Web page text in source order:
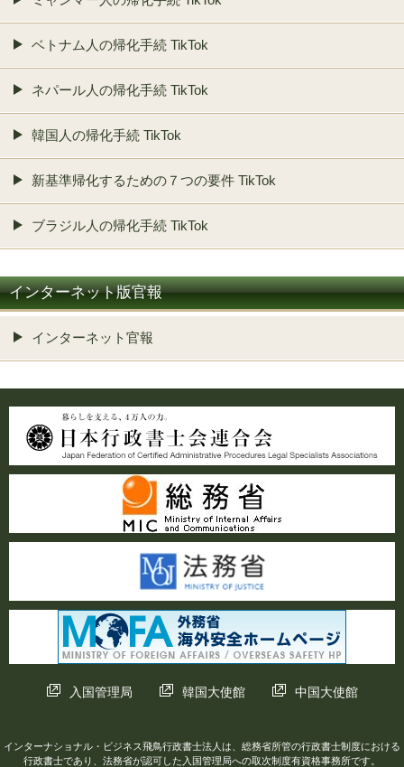
ベトナム人の帰化手続 TikTok
ネパール人の帰化手続 TikTok
韓国人の帰化手続 TikTok
新基準帰化するための７つの要件 TikTok
ブラジル人の帰化手続 TikTok
インターネット版官報
インターネット官報
入国管理局 韓国大使館 中国大使館
インターナショナル・ビジネス飛鳥行政書士法人は、総務省所管の行政書士制度における
行政書士であり、法務省が認可した入国管理局への取次制度有資格事務所です。